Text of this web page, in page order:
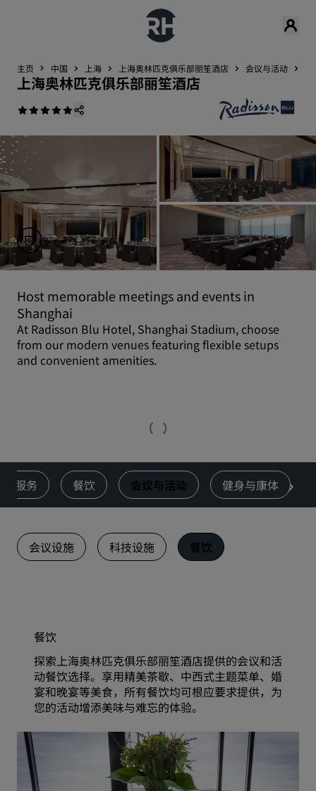
主页 中国 上海 上海奥林匹克俱乐部丽笙酒店 会议与活动
上海奥林匹克俱乐部丽笙酒店
Host memorable meetings and events in
Shanghai
At Radisson Blu Hotel, Shanghai Stadium, choose
from our modern venues featuring flexible setups
and convenient amenities.
服务 餐饮 会议与活动 健身与康体
会议设施 科技设施 餐饮
餐饮
探索上海奥林匹克俱乐部丽笙酒店提供的会议和活
动餐饮选择。享用精美茶歇、中西式主题菜单、婚
宴和晚宴等美食，所有餐饮均可根应要求提供，为
您的活动增添美味与难忘的体验。